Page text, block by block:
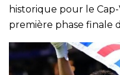
historique pour le
première phase finale